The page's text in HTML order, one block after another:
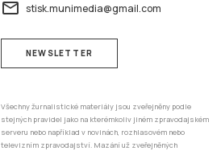
email stisk.munimedia@gmail.com
NEWSLETTER
Všechny žurnalistické materiály jsou zveřejněny podle
stejných pravidel jako na kterémkoliv jiném zpravodajském
serveru nebo například v novinách, rozhlasovém nebo
televizním zpravodajství. Mazání už zveřejněných